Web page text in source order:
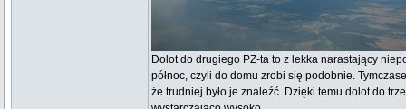
Dolot do drugiego PZ-ta to z lekka narastający
północ, czyli do domu zrobi się podobnie.
że trudniej było je znaleźć. Dzięki temu dolot do